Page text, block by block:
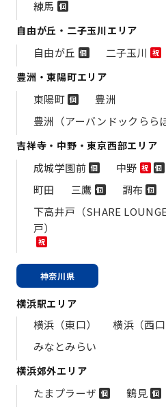
練馬 個
自由が丘・二子玉川エリア
自由が丘 個 二子玉川 祝
豊洲・東陽町エリア
東陽町 個
豊洲
豊洲（アーバンドックらら
吉祥寺・中野・東京西部エリア
成城学園前 個 中野 祝 個
町田
三鷹 個 調布 個
下高井戸（SHARE
戸）
祝
神奈川県
横浜駅エリア
横浜（東口） 横浜（西口
みなとみらい
横浜郊外エリア
たまプラーザ 個 鶴見 個